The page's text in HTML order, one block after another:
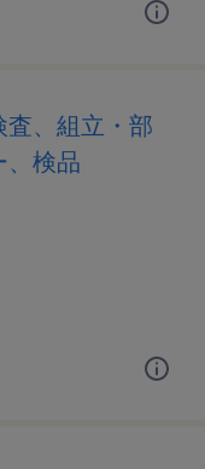
査、組立・部
、検品